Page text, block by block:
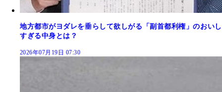
地方都市がヨダレを垂らして欲しがる「副首都利権」のおいし
すぎる中身とは？
2026年07月19日 07:30